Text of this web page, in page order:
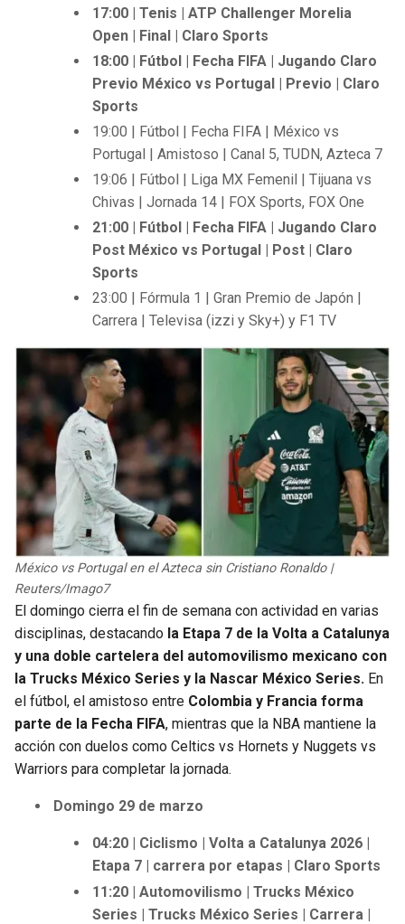
17:00 | Tenis | ATP Challenger Morelia
Open | Final | Claro Sports
18:00 | Fútbol | Fecha FIFA | Jugando Claro
Previo México vs Portugal | Previo | Claro
Sports
19:00 | Fútbol | Fecha FIFA | México vs
Portugal | Amistoso | Canal 5, TUDN, Azteca 7
19:06 | Fútbol | Liga MX Femenil | Tijuana vs
Chivas | Jornada 14 | FOX Sports, FOX One
21:00 | Fútbol | Fecha FIFA | Jugando Claro
Post México vs Portugal | Post | Claro
Sports
23:00 | Fórmula 1 | Gran Premio de Japón |
Carrera | Televisa (izzi y Sky+) y F1 TV
México vs Portugal en el Azteca sin Cristiano Ronaldo |
Reuters/Imago7
El domingo cierra el fin de semana con actividad en varias
disciplinas, destacando la Etapa 7 de la Volta a Catalunya
y una doble cartelera del automovilismo mexicano con
la Trucks México Series y la Nascar México Series. En
el fútbol, el amistoso entre Colombia y Francia forma
parte de la Fecha FIFA, mientras que la NBA mantiene la
acción con duelos como Celtics vs Hornets y Nuggets vs
Warriors para completar la jornada.
Domingo 29 de marzo
04:20 | Ciclismo | Volta a Catalunya 2026 |
Etapa 7 | carrera por etapas | Claro Sports
11:20 | Automovilismo | Trucks México
Series | Trucks México Series | Carrera |